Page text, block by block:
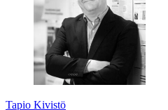
Tapio Kivistö